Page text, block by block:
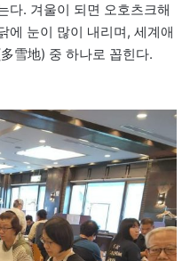
다. 겨울이 되면 오호츠크해
에 눈이 많이 내리며, 세계애
雪地) 중 하나로 꼽힌다.